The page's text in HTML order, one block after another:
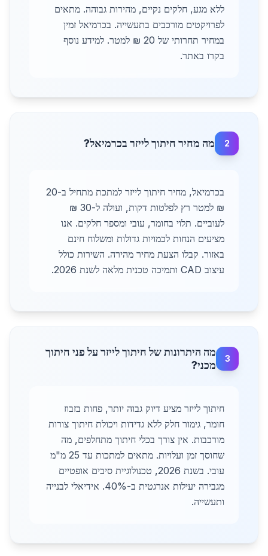
ללא מגע, חלקים נקיים, מהירות גבוהה. מתאים
לפרויקטים מורכבים בתעשייה. בכרמיאל זמין
במחיר תחרותי של 20 ₪ למטר. למידע נוסף
בקרו באתר.
2 מה מחיר חיתוך לייזר בכרמיאל?
בכרמיאל, מחיר חיתוך לייזר למתכת מתחיל ב-20
₪ למטר רץ לפלטות דקות, ועולה ל-30 ₪
לעוביים. תלוי בחומר, עובי ומספר חלקים. אנו
מציעים הנחות לכמויות גדולות ומשלוח חינם
באזור. קבלו הצעת מחיר מהירה. השירות כולל
עיצוב CAD ותמיכה טכנית מלאה לשנת 2026.
3
מה היתרונות של חיתוך לייזר על פני חיתוך
מכני?
חיתוך לייזר מציע דיוק גבוה יותר, פחות בזבוז
חומר, גימור חלק ללא גדידות ויכולת חיתוך צורות
מורכבות. אין צורך בכלי חיתוך מתחלפים, מה
שחוסך זמן ועלויות. מתאים למתכות עד 25 מ"מ
עובי. בשנת 2026, טכנולוגיית סיבים אופטיים
מגבירה יעילות אנרגטית ב-40%. אידיאלי לבנייה
ותעשייה.